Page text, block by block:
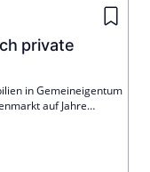
private
in Gemeineigentum
auf Jahre
Uwe